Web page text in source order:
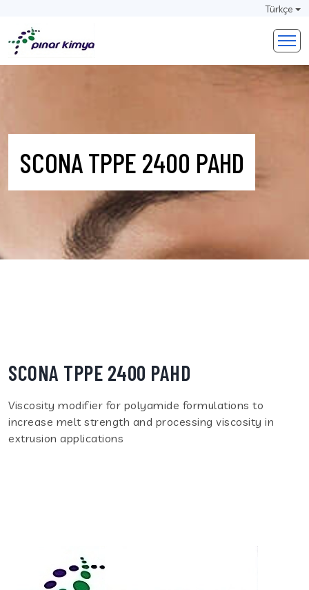
Türkçe
SCONA TPPE 2400 PAHD
SCONA TPPE 2400 PAHD
Viscosity modifier for polyamide formulations to
increase melt strength and processing viscosity in
extrusion applications